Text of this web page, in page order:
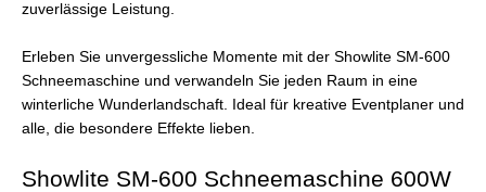
zuverlässige Leistung.
Erleben Sie unvergessliche Momente mit der Showlite SM-600
Schneemaschine und verwandeln Sie jeden Raum in eine
winterliche Wunderlandschaft. Ideal für kreative Eventplaner und
alle, die besondere Effekte lieben.
Showlite SM-600 Schneemaschine 600W